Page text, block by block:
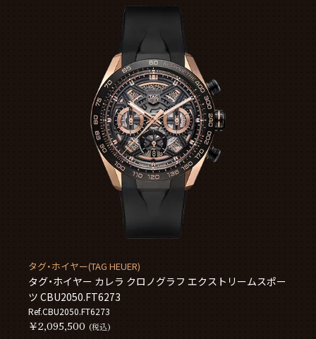
タグ・ホイヤー(TAG HEUER)
タグ・ホイヤー カレラ クロノグラフ エクストリームスポー
ツ CBU2050.FT6273
Ref.CBU2050.FT6273
￥2,095,500 (税込)